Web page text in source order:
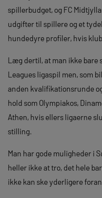
spillerbudget, og FC
udgifter til spillere og et
hundedyre profiler, hvis
Læg dertil, at man ikke bare
Leagues ligaspil men, som
anden kvalifikationsrunde
hold som Olympiakos,
Athen, hvis ellers ligaerne
stilling.
Man har gode muligheder i
heller ikke at tro, det hele
ikke kan ske yderligere